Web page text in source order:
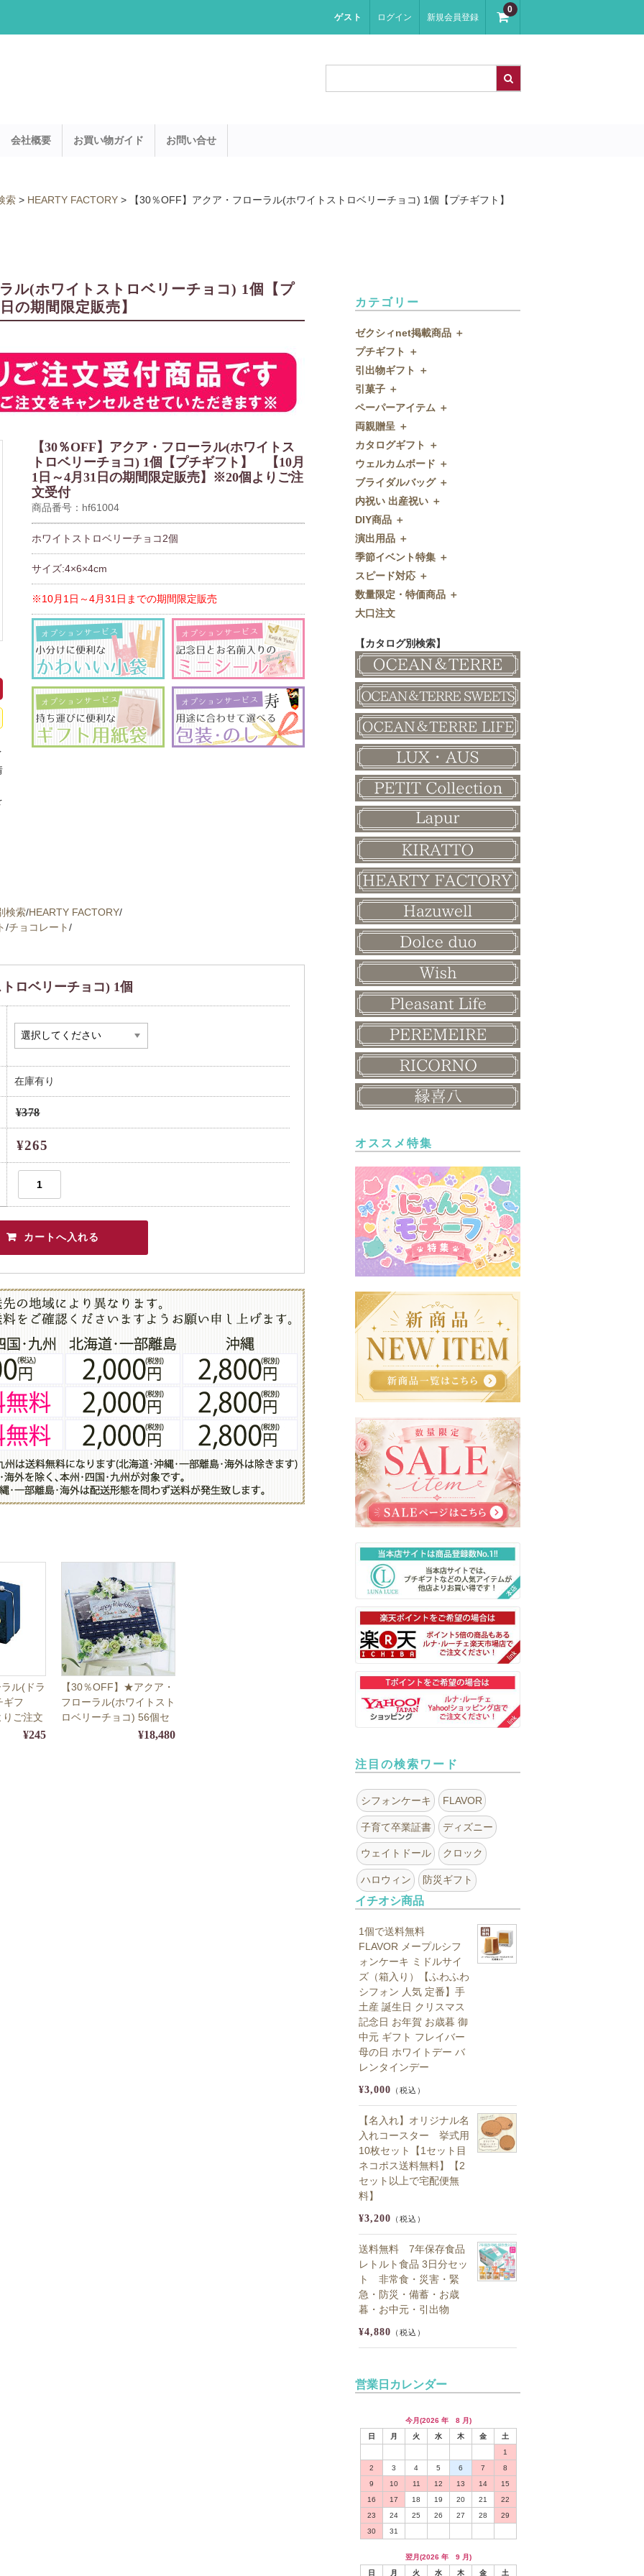
ゲスト ログイン 新規会員登録
0
会社概要 お買い物ガイド お問い合せ
索 > HEARTY FACTORY > 【30％OFF】アクア・フローラル(ホワイトストロベリーチョコ) 1個【プチギフト】
ル(ホワイトストロベリーチョコ) 1個【プ
の期間限定販売】
【30％OFF】アクア・フローラル(ホワイトス
トロベリーチョコ) 1個【プチギフト】 【10月
1日～4月31日の期間限定販売】※20個よりご注
文受付
商品番号：hf61004
ホワイトストロベリーチョコ2個
サイズ:4×6×4cm
※10月1日～4月31日までの期間限定販売
検索/HEARTY FACTORY/
/チョコレート/
ロベリーチョコ) 1個
在庫有り
¥378
¥265
ル(ドラ
ギフ
ご注文
¥245
【30％OFF】★アクア・
フローラル(ホワイトスト
ロベリーチョコ) 56個セ
ット【ウェルカムプチギ
¥18,480
カテゴリー
ゼクシィnet掲載商品 ＋
ゼクシィnet掲載商品
プチギフト ＋
プチギフト
ウェルカムプチギフト
アメニティ
キャンディー・金平糖
クッキー
スプーン
チョコレート
ディズニー
ドラジェ
プチタオル
席札立て
耳かき＆ぺん
紅茶＆コーヒー
和風プチギフト
その他
引出物ギフト ＋
引出物ギフト
グラス
タオル・石鹸・名披露目
ディズニーギフト
今治タオル
引出物セット
和食器
名入れ贈呈品
特選ギフト
珈琲・紅茶
鰹節・フード
引菓子 ＋
引菓子
バウムクーヘン
洋菓子
和菓子
FLAVOR
ペーパーアイテム ＋
ペーパーアイテム
招待状
席次表
席札
付箋・メッセージカード
印刷代行
ディズニーシリーズ
両親贈呈 ＋
両親贈呈
ディズニーウェイトドール
ウェイトベア
子育て卒業証書
クロックギフト
カタログギフト ＋
カタログギフト
OCEAN&TERRE GOURMET
SHIKISAI ONE
Grace
ウェルカムボード ＋
ウェルカムボード
カラーステンドグラス調
ガラス
フラワータイプ
ペンダントクロック
ミラー
メッセージパズル
似顔絵
和風ボード
ブライダルバッグ ＋
ブライダルバッグ
内祝い 出産祝い ＋
内祝い 出産祝い
DIY商品 ＋
DIY商品
演出用品 ＋
演出用品
リングピロー
ブーケプルズ
結婚証明書
その他
季節イベント特集 ＋
季節イベント特集
サクラ
クローバー
クリスマス
バレンタイン
ホワイトデー
母の日
父の日
敬老の日
スピード対応 ＋
スピード対応
即日お急ぎ発送
数量限定・特価商品 ＋
数量限定・特価商品
大口注文
【カタログ別検索】
オススメ特集
注目の検索ワード
シフォンケーキ FLAVOR
子育て卒業証書 ディズニー
ウェイトドール クロック
ハロウィン 防災ギフト
イチオシ商品
1個で送料無料
FLAVOR メープルシフ
ォンケーキ ミドルサイ
ズ（箱入り）【ふわふわ
シフォン 人気 定番】手
土産 誕生日 クリスマス
記念日 お年賀 お歳暮 御
中元 ギフト フレイバー
母の日 ホワイトデー バ
レンタインデー
¥3,000 （税込）
【名入れ】オリジナル名
入れコースター 挙式用
10枚セット【1セット目
ネコポス送料無料】【2
セット以上で宅配便無
料】
¥3,200 （税込）
送料無料 7年保存食品
レトルト食品 3日分セッ
ト 非常食・災害・緊
急・防災・備蓄・お歳
暮・お中元・引出物
¥4,880 （税込）
営業日カレンダー
今月(2026 年 8 月)
日
月 火 水 木 金
土
1
2
3 4 5 6 7
8
9
10 11 12 13 14
15
16
17 18 19 20 21
22
23
24 25 26 27 28
29
30
31
翌月(2026 年 9 月)
日
月 火 水 木 金 土